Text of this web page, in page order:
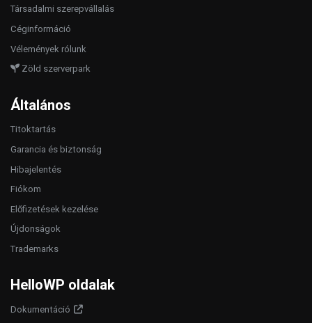
Társadalmi szerepvállalás
Céginformáció
Vélemények rólunk
Zöld szerverpark
Általános
Titoktartás
Garancia és biztonság
Hibajelentés
Fiókom
Előfizetések kezelése
Újdonságok
Trademarks
HelloWP oldalak
Dokumentáció